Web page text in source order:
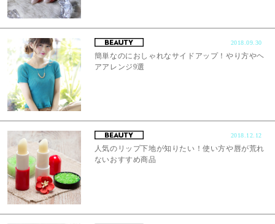
2018.09.30
簡単なのにおしゃれなサイドアップ！やり方やヘ
アアレンジ9選
2018.12.12
人気のリップ下地が知りたい！使い方や唇が荒れ
ないおすすめ商品